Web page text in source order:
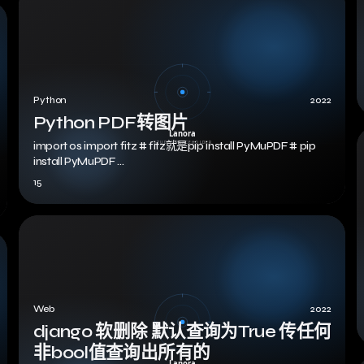
Python 2022
Python PDF转图片
import os import fitz # fitz就是pip install PyMuPDF # pip
install PyMuPDF …
15
Web 2022
django 软删除 默认查询为True 传任何
非bool值查询出所有的